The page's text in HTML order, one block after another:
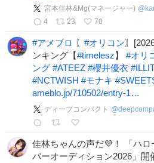
宮本佳林&Mg(マネージャー) @
4
23 70
#アメブロ 〖 #オリコン〗
ンキング【#timelesz】 #オリ
ング #ATEEZ #櫻井優衣 #
#NCTWISH #モナキ #
ameblo.jp/710502/entry-1…
ディープコンパクト @
佳林ちゃんの声だ💜！ 「ハ
バーオーディション2026」開